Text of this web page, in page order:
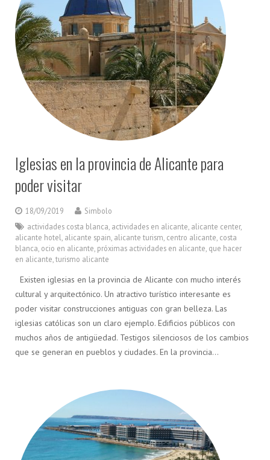
Iglesias en la provincia de Alicante para
poder visitar
18/09/2019
Simbolo
actividades costa blanca actividades en alicante alicante center,
alicante hotel alicante spain alicante turism centro alicante costa
blanca ocio en alicante próximas actividades en alicante que hacer
en alicante turismo alicante
Existen iglesias en la provincia de Alicante con mucho interés
cultural y arquitectónico. Un atractivo turístico interesante es
poder visitar construcciones antiguas con gran belleza. Las
iglesias católicas son un claro ejemplo. Edificios públicos con
muchos años de antigüedad. Testigos silenciosos de los cambios
que se generan en pueblos y ciudades. En la provincia…